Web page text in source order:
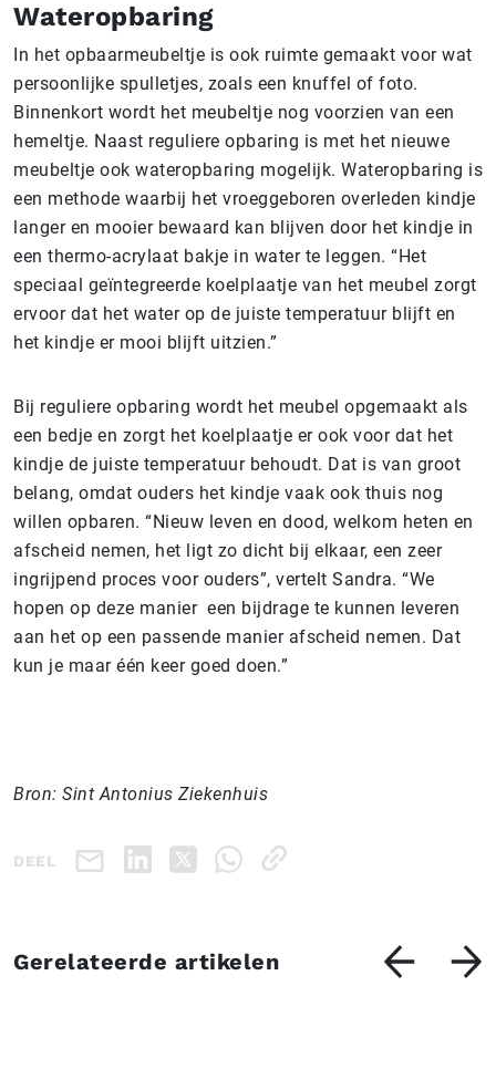
Wateropbaring
In het opbaarmeubeltje is ook ruimte gemaakt voor wat
persoonlijke spulletjes, zoals een knuffel of foto.
Binnenkort wordt het meubeltje nog voorzien van een
hemeltje. Naast reguliere opbaring is met het nieuwe
meubeltje ook wateropbaring mogelijk. Wateropbaring is
een methode waarbij het vroeggeboren overleden kindje
langer en mooier bewaard kan blijven door het kindje in
een thermo-acrylaat bakje in water te leggen. “Het
speciaal geïntegreerde koelplaatje van het meubel zorgt
ervoor dat het water op de juiste temperatuur blijft en
het kindje er mooi blijft uitzien.”
Bij reguliere opbaring wordt het meubel opgemaakt als
een bedje en zorgt het koelplaatje er ook voor dat het
kindje de juiste temperatuur behoudt. Dat is van groot
belang, omdat ouders het kindje vaak ook thuis nog
willen opbaren. “Nieuw leven en dood, welkom heten en
afscheid nemen, het ligt zo dicht bij elkaar, een zeer
ingrijpend proces voor ouders”, vertelt Sandra. “We
hopen op deze manier een bijdrage te kunnen leveren
aan het op een passende manier afscheid nemen. Dat
kun je maar één keer goed doen.”
Bron: Sint Antonius Ziekenhuis
DEEL
Gerelateerde artikelen